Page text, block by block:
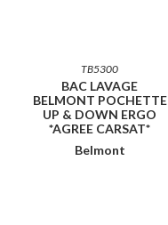
TB5300
BAC LAVAGE
BELMONT POCHETTE
UP & DOWN ERGO
*AGREE CARSAT*
Belmont